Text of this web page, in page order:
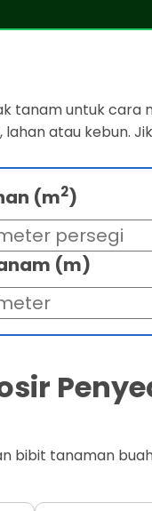
tanam untuk cara
atau kebun.
(m2)
(m)
bibit tanaman